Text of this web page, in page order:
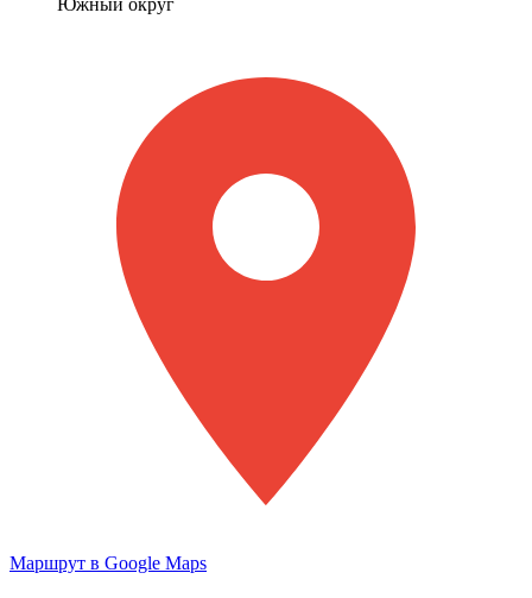
Южный округ
Маршрут в Google Maps